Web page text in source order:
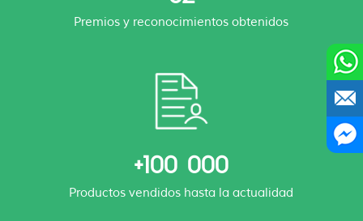
Premios y reconocimientos obtenidos
+100 000
Productos vendidos hasta la actualidad